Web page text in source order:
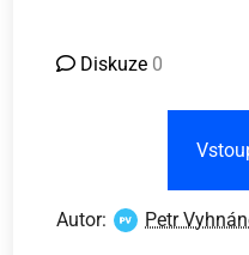
Diskuze 0
Autor: Petr